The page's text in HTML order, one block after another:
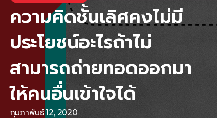
ความคิดชั้นเลิศคงไม่มี
ประโยชน์อะไรถ้าไม่
สามารถถ่ายทอดออกมา
ให้คนอื่นเข้าใจได้
กุมภาพันธ์ 12, 2020